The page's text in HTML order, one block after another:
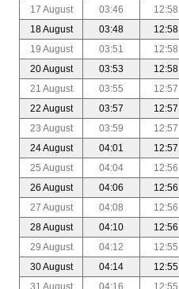
17 August
03:46 12:58
18 August
03:48 12:58
19 August
03:51 12:58
20 August
03:53 12:58
21 August
03:55 12:57
22 August
03:57 12:57
23 August
03:59 12:57
24 August
04:01 12:57
25 August
04:04 12:56
26 August
04:06 12:56
27 August
04:08 12:56
28 August
04:10 12:56
29 August
04:12 12:55
30 August
04:14 12:55
31 August
04:16 12:55